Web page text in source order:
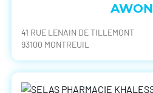
41 RUE LENAIN DE TILLEMONT
93100 MONTREUIL